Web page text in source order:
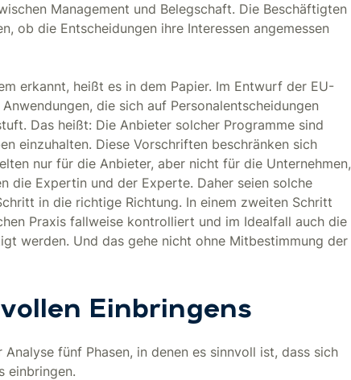
Management und Belegschaft. Die Beschäftigten
ob die Entscheidungen ihre Interessen angemessen
erkannt, heißt es in dem Papier. Im Entwurf der EU-
die sich auf Personalentscheidungen
Das heißt: Die Anbieter solcher Programme sind
einzuhalten. Diese Vorschriften beschränken sich
nur für die Anbieter, aber nicht für die Unternehmen,
die Expertin und der Experte. Daher seien solche
in die richtige Richtung. In einem zweiten Schritt
Praxis fallweise kontrolliert und im Idealfall auch die
werden. Und das gehe nicht ohne Mitbestimmung der
Einbringens
fünf Phasen, in denen es sinnvoll ist, dass sich
einbringen.